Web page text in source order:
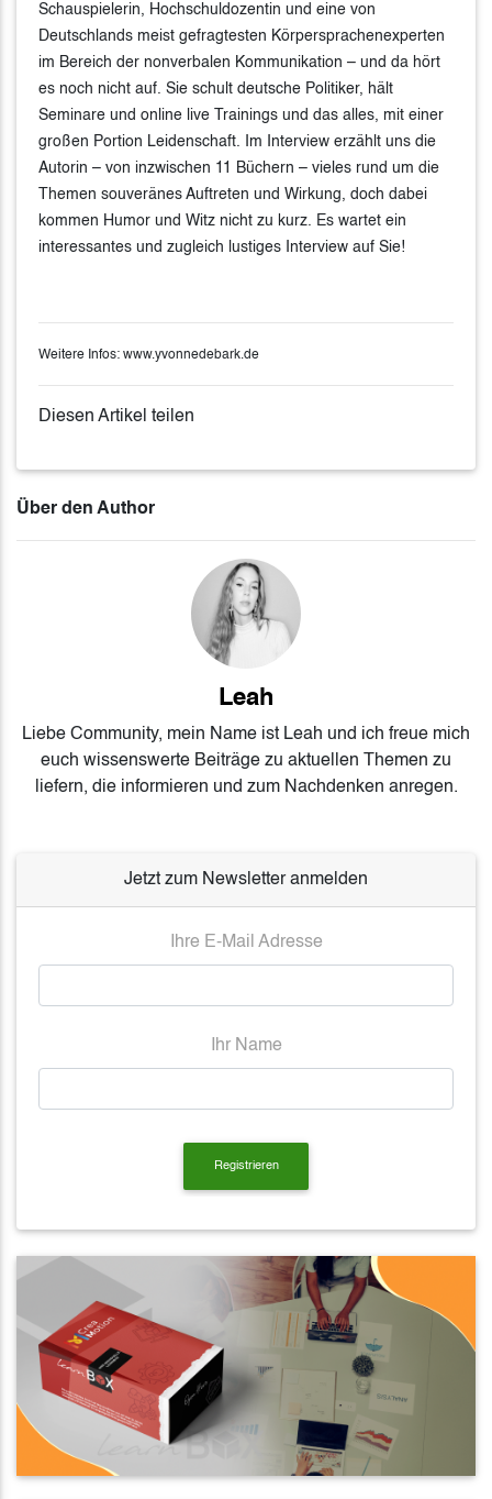
Schauspielerin, Hochschuldozentin und eine von
Deutschlands meist gefragtesten Körpersprachenexperten
im Bereich der nonverbalen Kommunikation – und da hört
es noch nicht auf. Sie schult deutsche Politiker, hält
Seminare und online live Trainings und das alles, mit einer
großen Portion Leidenschaft. Im Interview erzählt uns die
Autorin – von inzwischen 11 Büchern – vieles rund um die
Themen souveränes Auftreten und Wirkung, doch dabei
kommen Humor und Witz nicht zu kurz. Es wartet ein
interessantes und zugleich lustiges Interview auf Sie!
Weitere Infos: www.yvonnedebark.de
Diesen Artikel teilen
Über den Author
Leah
Liebe Community, mein Name ist Leah und ich freue mich
euch wissenswerte Beiträge zu aktuellen Themen zu
liefern, die informieren und zum Nachdenken anregen.
Jetzt zum Newsletter anmelden
Ihre E-Mail Adresse
Ihr Name